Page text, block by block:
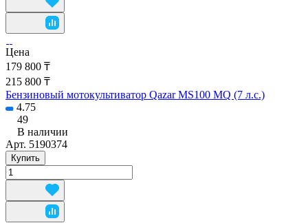
Цена
179 800 ₸
215 800 ₸
Бензиновый мотокультиватор Qazar MS100 MQ (7 л.с.)
4.75
49
В наличии
Арт. 5190374
Купить